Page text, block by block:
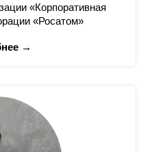
«Корпоративная
«Росатом»
→